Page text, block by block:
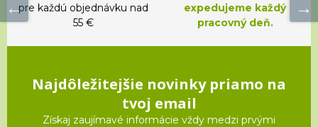
pre každú objednávku nad
55 €
expedujeme každý
pracovný deň.
Najdôležitejšie novinky priamo na
tvoj email
Získaj zaujímavé informácie vždy medzi prvými